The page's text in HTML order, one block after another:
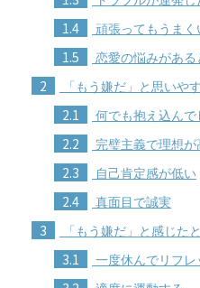
1.4 頑張ってもうまく
1.5 恋愛の悩みがある
2 「もう嫌だ」と思いや
2.1 何でも抱え込んで
2.2 完璧主義で理想が
2.3 自己肯定感が低い
2.4 真面目で誠実
3 「もう嫌だ」と感じた
3.1 一度休んでリフレ